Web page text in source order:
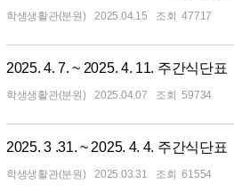
학생생활관(분원) 2025.04.15 47717
2025. 4. 7. ~ 2025. 4. 11. 주간식단표
학생생활관(분원) 2025.04.07 59734
2025. 3 .31. ~ 2025. 4. 4. 주간식단표
학생생활관(분원) 2025.03.31 61554